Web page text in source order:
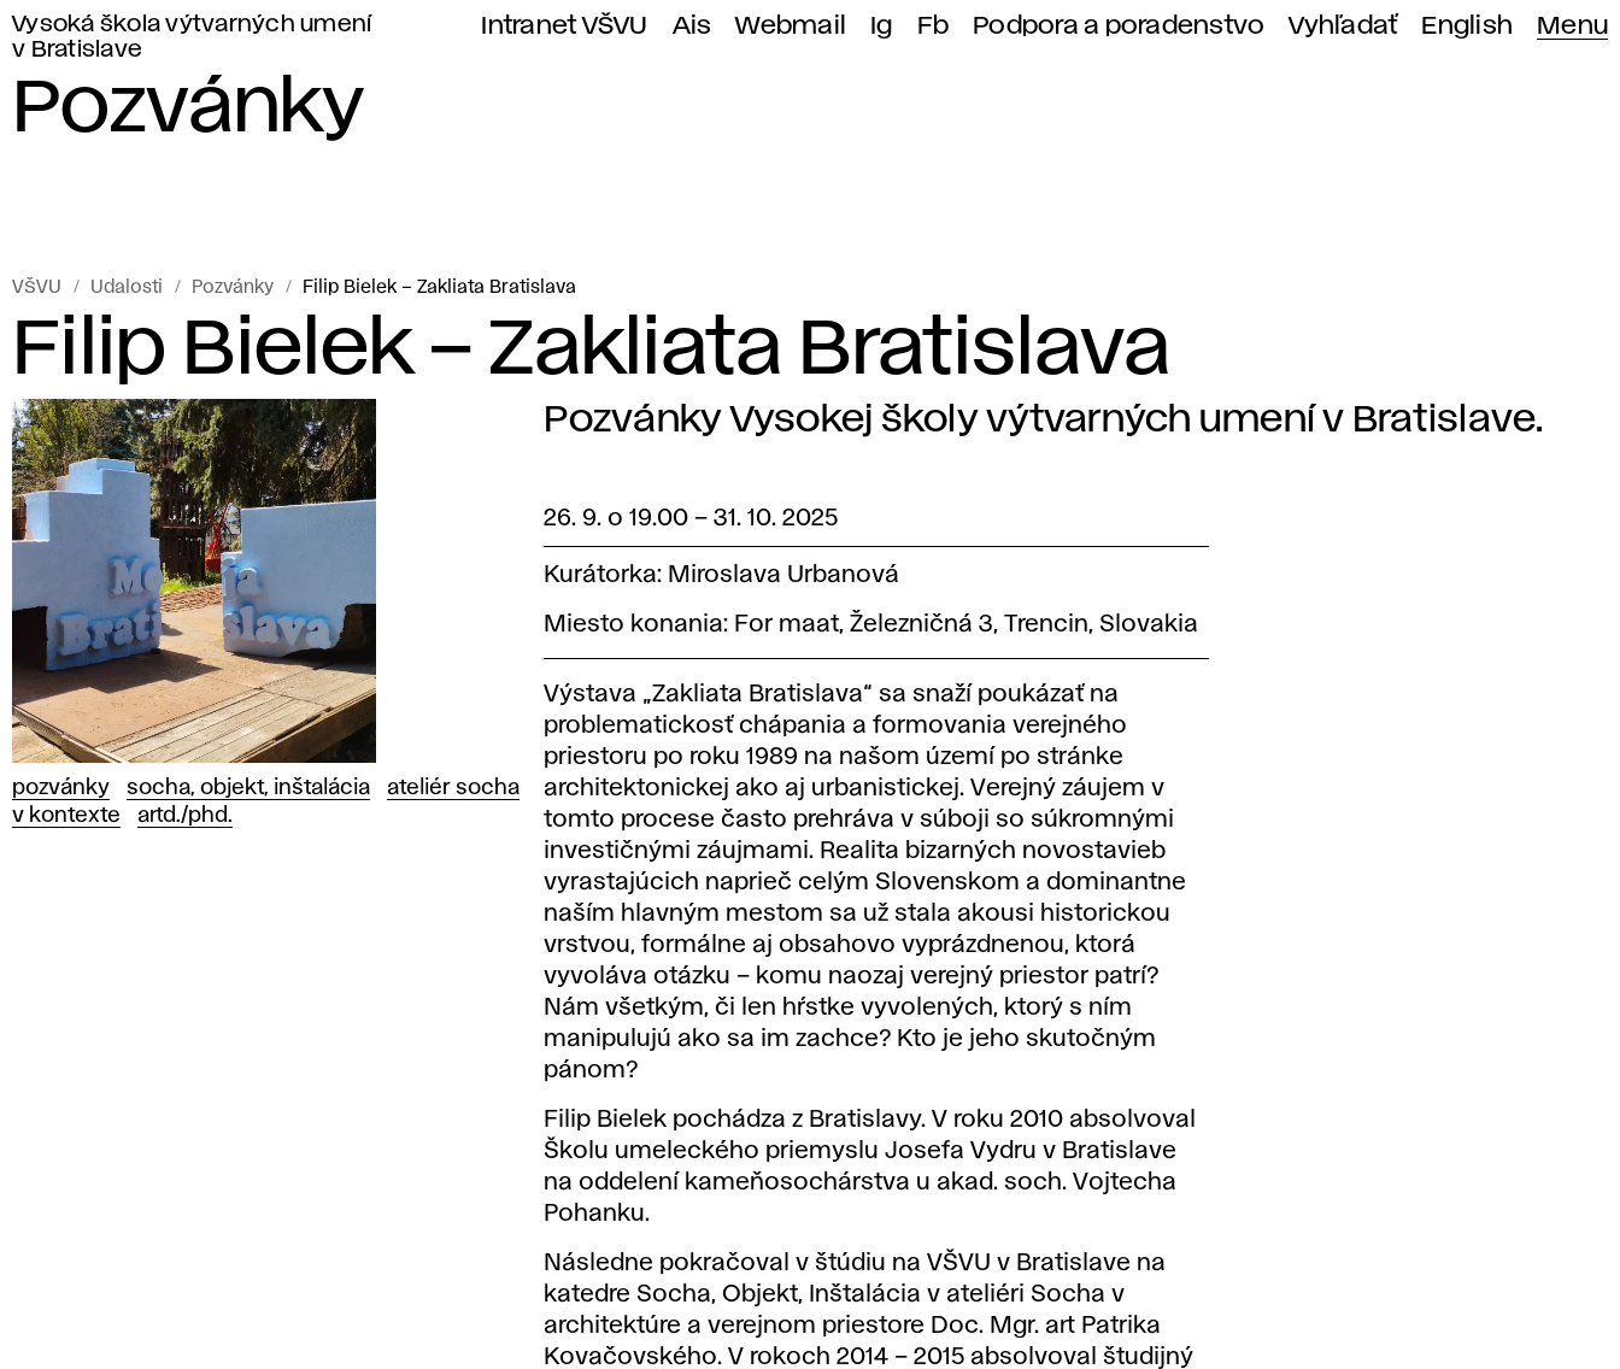
Vysoká škola výtvarných umení
v Bratislave
Intranet VŠVU Ais Webmail Ig Fb Podpora a poradenstvo Vyhľadať English Menu
Pozvánky
VŠVU Udalosti Pozvánky Filip Bielek – Zakliata Bratislava
Filip Bielek – Zakliata Bratislava
pozvánky socha, objekt, inštalácia
ateliér socha
v kontexte
artd./phd.
Pozvánky Vysokej školy výtvarných umení v Bratislave.
26. 9. o 19.00 –31. 10. 2025
Kurátorka: Miroslava Urbanová
Miesto konania: For maat, Železničná 3, Trencin, Slovakia
Výstava „Zakliata Bratislava“ sa snaží poukázať na
problematickosť chápania a formovania verejného
priestoru po roku 1989 na našom území po stránke
architektonickej ako aj urbanistickej. Verejný záujem v
tomto procese často prehráva v súboji so súkromnými
investičnými záujmami. Realita bizarných novostavieb
vyrastajúcich naprieč celým Slovenskom a dominantne
naším hlavným mestom sa už stala akousi historickou
vrstvou, formálne aj obsahovo vyprázdnenou, ktorá
vyvoláva otázku – komu naozaj verejný priestor patrí?
Nám všetkým, či len hŕstke vyvolených, ktorý s ním
manipulujú ako sa im zachce? Kto je jeho skutočným
pánom?
Filip Bielek pochádza z Bratislavy. V roku 2010 absolvoval
Školu umeleckého priemyslu Josefa Vydru v Bratislave
na oddelení kameňosochárstva u akad. soch. Vojtecha
Pohanku.
Následne pokračoval v štúdiu na VŠVU v Bratislave na
katedre Socha, Objekt, Inštalácia v ateliéri Socha v
architektúre a verejnom priestore Doc. Mgr. art Patrika
Kovačovského. V rokoch 2014 – 2015 absolvoval študijný